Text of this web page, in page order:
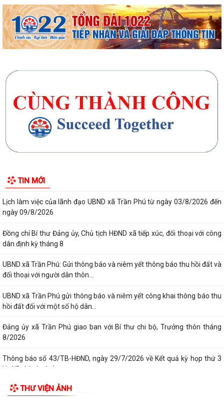
TIN MỚI
họa da cam ở Việt Nam “Từ nỗi đau...
UBND xã Trần Phú tham dự Hội nghị trực tuyến nhằm nghe báo cáo
tiến độ triển khai thực hiện Kế...
Đồng chí Phó Bí thư Thường trực Đảng ủy xã Trần Phú về dự sinh hoạt
Đồng chí Bí thư Đảng ủy, Chủ tịch HĐND xã Trần Phú về dự sinh hoạt
với đảng viên Chi bộ thôn Kim...
Giấy mời tiếp công dân của đồng chí Chủ tịch UBND xã (05/8/2026)
Lịch làm việc của lãnh đạo UBND xã Trần Phú từ ngày 03/8/2026 đến
ngày 09/8/2026
Đồng chí Bí thư Đảng ủy, Chủ tịch HĐND xã tiếp xúc, đối thoại với công
dân định kỳ tháng 8
UBND xã Trần Phú: Gửi thông báo và niêm yết thông báo thu hồi đất và
đối thoại với người dân thôn...
UBND xã Trần Phú gửi thông báo và niêm yết công khai thông báo thu
hồi đất đối với một số hộ dân...
Đảng ủy xã Trần Phú giao ban với Bí thư chi bộ, Trưởng thôn tháng
8/2026
Thông báo số 43/TB-HĐND, ngày 29/7/2026 về Kết quả kỳ họp thứ 3